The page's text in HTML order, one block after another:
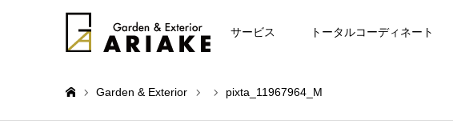
お知らせ サービス トータルコーディネート
Garden & Exterior pixta_11967964_M